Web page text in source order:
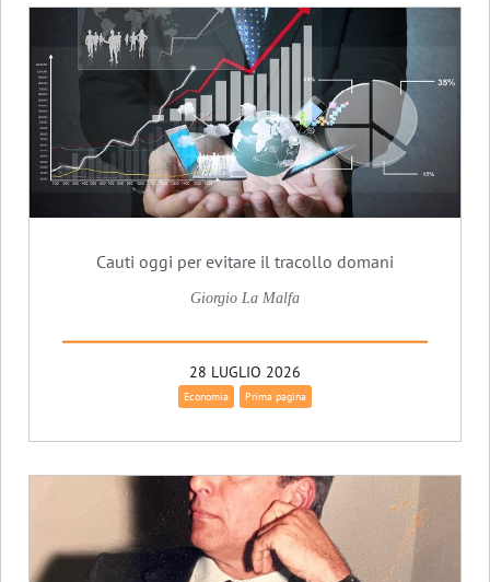
Cauti oggi per evitare il tracollo domani
Giorgio La Malfa
28 LUGLIO 2026
Economia Prima pagina